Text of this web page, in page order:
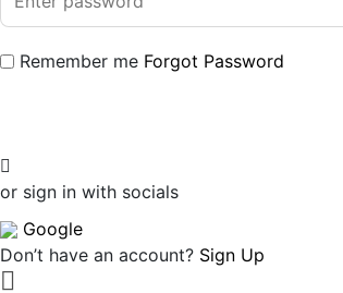
Remember me Forgot Password
or sign in with socials
Google
Don’t have an account? Sign Up